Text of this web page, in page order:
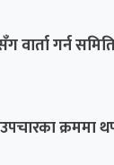
वार्ता गर्न
क्रममा